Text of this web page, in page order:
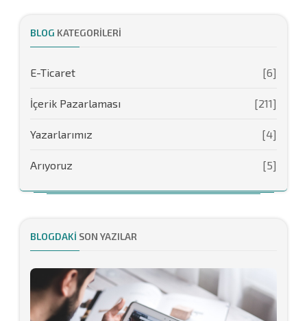
BLOG KATEGORILERI
E-Ticaret [6]
İçerik Pazarlaması [211]
Yazarlarımız [4]
Arıyoruz [5]
BLOGDAKI SON YAZILAR